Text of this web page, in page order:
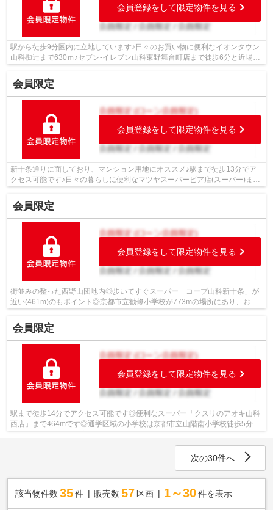
会員登録をして限定物件を見る
駅から徒歩9分圏内に立地しています♪日々のお買い物に便利なイオンタウン
山科椥辻まで630ｍ♪セブン-イレブン山科東野舞台町店まで徒歩6分と近場に
会員限定
会員登録をして限定物件を見る
新十条通りに面しており、マンション用地にオススメ♪駅まで徒歩13分でア
クセス可能です♪日々の暮らしに便利なマツヤスーパービア店(スーパー)まで
会員限定
会員登録をして限定物件を見る
街並みの整った西野山団地内◎歩いてすぐスーパー「コープ山科新十条」が
近い(461m)のもポイント◎京都市立勧修小学校が773mの場所にあり、お子
会員限定
会員登録をして限定物件を見る
駅まで徒歩14分でアクセス可能です◎便利なスーパー「クスリのアオキ山科
西店」まで464mです◎通学区域の小学校は京都市立山階南小学校徒歩5分◎
次の30件へ
該当物件数 35件 販売数 57 区画 1～30 件を表示